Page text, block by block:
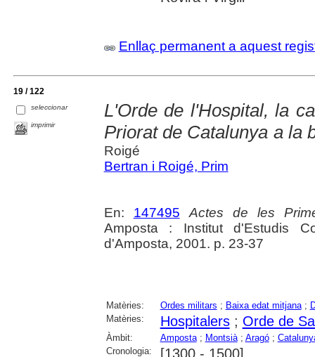
Enllaç permanent a aquest
19 / 122
seleccionar
imprimir
L'Orde de l'Hospital, la
Priorat de Catalunya a la
Roigé
Bertran i Roigé, Prim
En: 147495
Actes de les
Amposta : Institut d'Estudis
d'Amposta, 2001. p. 23-37
Matèries: Ordes militars ; Baixa edat mitjana;
Matèries:
Hospitalers; Orde de
Àmbit: Amposta; Montsià; Aragó;
Cronologia:
[1300 - 1500]